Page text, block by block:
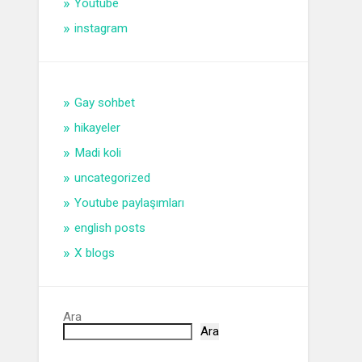
Youtube
instagram
Gay sohbet
hikayeler
Madi koli
uncategorized
Youtube paylaşımları
english posts
X blogs
Ara
Ara